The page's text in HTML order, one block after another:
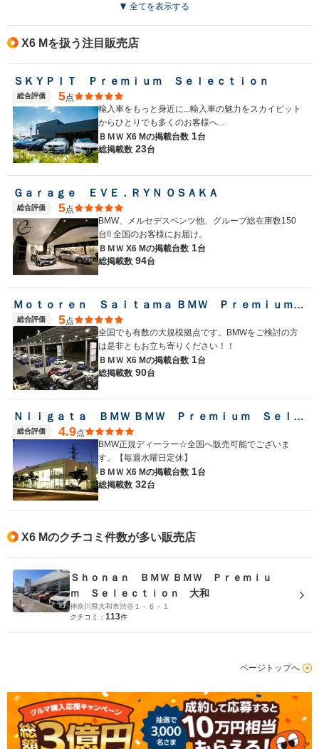
全てを表示する
X6 Mを扱う注目販売店
ＳＫＹＰＩＴ Ｐｒｅｍｉｕｍ Ｓｅｌｅｃｔｉｏｎ
総合評価 5点
輸入車をもっと身近に...輸入車の魅力をスカイピット
からひとりでも多くのお客様へ...
ＢＭＷ X6 Mの掲載台数 1台
総掲載数 23台
Ｇａｒａｇｅ ＥＶＥ．ＲＹＮ ＯＳＡＫＡ
総合評価 5点
BMW、メルセデスベンツ他、グループ総在庫数150
台!! 全国のお客様にお届け。
ＢＭＷ X6 Mの掲載台数 1台
総掲載数 94台
Ｍｏｔｏｒｅｎ Ｓａｉｔａｍａ ＢＭＷ Ｐｒｅｍｉｕｍ Ｓｅｌｅｃｔｉｏｎ 浦和美園
総合評価 5点
全国でも有数の大規模拠点です。BMWをご検討の方
は是非ともお立ち寄りください！！
ＢＭＷ X6 Mの掲載台数 1台
総掲載数 90台
Ｎｉｉｇａｔａ ＢＭＷ ＢＭＷ Ｐｒｅｍｉｕｍ Ｓｅｌｅｃｔｉｏｎ新潟
総合評価 4.9点
BMW正規ディーラー☆全国へ販売可能でございま
す。【毎週水曜日定休】
ＢＭＷ X6 Mの掲載台数 1台
総掲載数 32台
X6 Mのクチコミ件数が多い販売店
Ｓｈｏｎａｎ ＢＭＷ ＢＭＷ Ｐｒｅｍｉｕ
ｍ Ｓｅｌｅｃｔｉｏｎ 大和
神奈川県大和市渋谷１－６－１
クチコミ： 113件
ページトップへ